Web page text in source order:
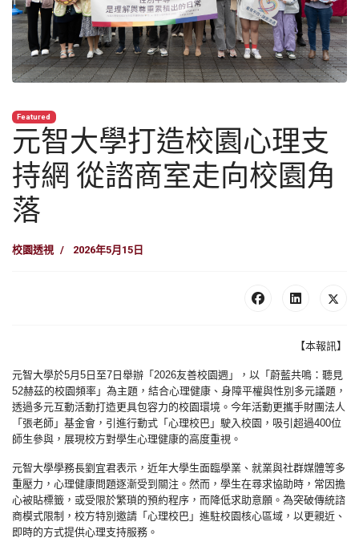
Featured
元智大學打造校園心理支
持網 從諮商室走向校園角
落
校園透視 2026年5月15日
【本報訊】
元智大學於5月 5 日至7 日舉辦「 2026友善校園週」，以「蔚藍共鳴：聽見
52赫茲的校園頻率」為主題，結合心理健康、身障平權與性別多元議題，
透過多元互動活動打造更具包容力的校園環境。今年活動更攜手財團法人
「張老師」基金會，引進行動式「心理校巴」駛入校園，吸引超過400位
師生參與，展現校方對學生心理健康的高度重視。
元智大學學務長劉宜君表示，近年大學生面臨學業、就業與社群媒體等多
重壓力，心理健康問題逐漸受到關注。然而，學生在尋求協助時，常因擔
心被貼標籤，或受限於繁瑣的預約程序，而降低求助意願。為突破傳統諮
商模式限制，校方特別邀請「心理校巴」進駐校園核心區域，以更親近、
即時的方式提供心理支持服務。